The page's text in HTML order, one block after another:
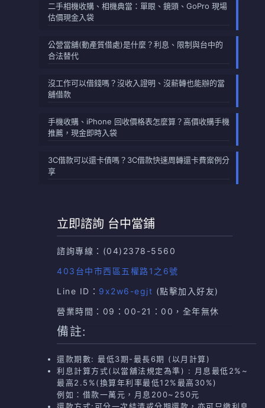
二手相機收購、相機典當：單眼、鏡頭、GoPro 現場
估價現金入袋
公營當舖(動產質借處)是什麼？利息、限制與台中的
合法替代
沒工作可以借錢嗎？沒收入證明、沒薪轉也能辦的當
舖借款
手機收購、iPhone 回收價格表怎麼算？高價收購手機
推薦，現金即時入袋
3C借款可以還卡債嗎？3C借款快速周轉還卡費案例分
享
立即諮詢 台中當鋪
諮詢專線： (04)2378-5560
403台中市西區五權路1之6號
Line ID： 9x2w6-egjt (點擊加入好友)
營業時間：09：00-21：00，全年無休
備註:
還款期數: 最低3期-最長6期 (以月計算)
利息計算方式(以當舖法規定為準) : 月息最低2%~
最高2.5%(換算年利率最低12%最高30%)
例如：借款一萬元，月息200~250元